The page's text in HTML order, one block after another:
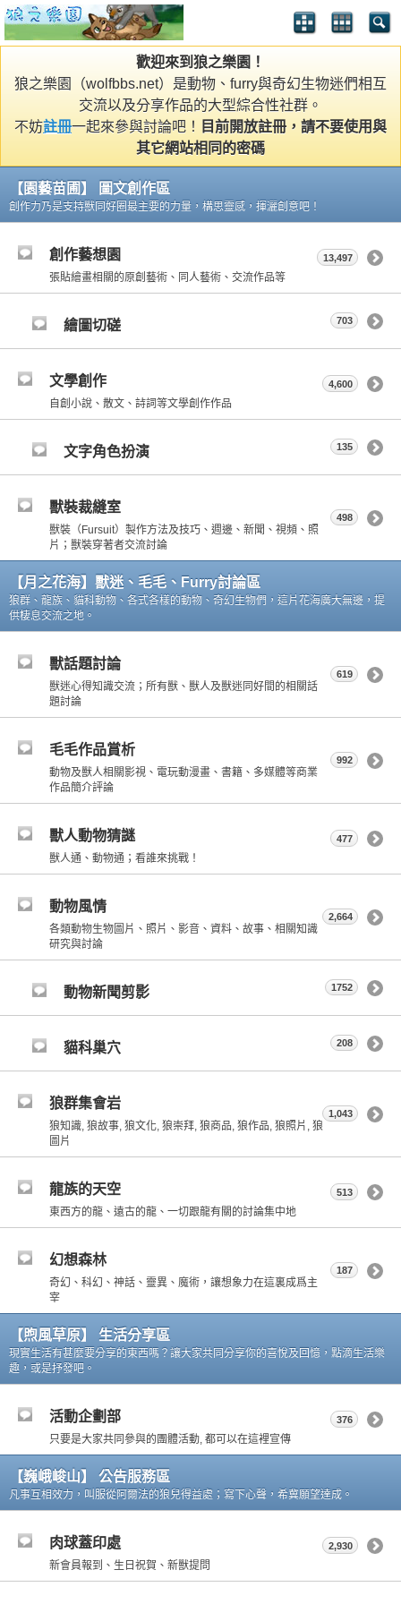
歡迎來到狼之樂園！
狼之樂園（wolfbbs.net）是動物、furry與奇幻生物迷們相互
交流以及分享作品的大型綜合性社群。
不妨註冊一起來參與討論吧！
目前開放註冊，請不要使用與
其它網站相同的密碼
【園藝苗圃】 圖文創作區
創作力乃是支持獸同好圈最主要的力量，構思靈感，揮灑創意吧！
創作藝想園
張貼繪畫相關的原創藝術、同人藝術、交流作品等
13,497
繪圖切磋 703
文學創作
自創小說、散文、詩詞等文學創作作品
4,600
文字角色扮演 135
獸裝裁縫室
獸裝（Fursuit）製作方法及技巧、週邊、新聞、視頻、照
片；獸裝穿著者交流討論
498
【月之花海】獸迷、毛毛、Furry討論區
狼群、龍族、貓科動物、各式各樣的動物、奇幻生物們，這片花海廣大無邊，提
供棲息交流之地。
獸話題討論
獸迷心得知識交流；所有獸、獸人及獸迷同好間的相關話
題討論
619
毛毛作品賞析
動物及獸人相關影視、電玩動漫畫、書籍、多媒體等商業
作品簡介評論
992
獸人動物猜謎
獸人通、動物通；看誰來挑戰！
477
動物風情
各類動物生物圖片、照片、影音、資料、故事、相關知識
研究與討論
2,664
動物新聞剪影 1752
貓科巢穴 208
狼群集會岩
狼知識, 狼故事, 狼文化, 狼崇拜, 狼商品, 狼作品, 狼照片, 狼
圖片
1,043
龍族的天空
東西方的龍、遠古的龍、一切跟龍有關的討論集中地
513
幻想森林
奇幻、科幻、神話、靈異、魔術，讓想象力在這裏成爲主
宰
187
【煦風草原】 生活分享區
現實生活有甚麼要分享的東西嗎？讓大家共同分享你的喜悅及回憶，點滴生活樂
趣，或是抒發吧。
活動企劃部
只要是大家共同參與的團體活動, 都可以在這裡宣傳
376
【巍峨峻山】 公告服務區
凡事互相效力，叫服從阿爾法的狼兒得益處；寫下心聲，希冀願望達成。
肉球蓋印處
新會員報到、生日祝賀、新獸提問
2,930